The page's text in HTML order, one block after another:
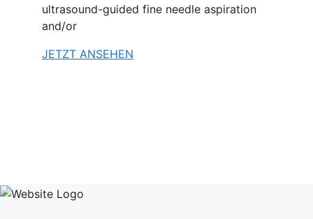
ultrasound-guided fine needle aspiration
and/or
JETZT ANSEHEN